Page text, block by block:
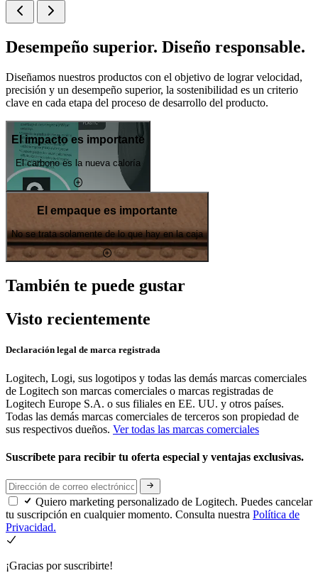
Desempeño superior. Diseño responsable.
Diseñamos nuestros productos con el objetivo de lograr velocidad,
precisión y un desempeño superior, la sostenibilidad es un criterio
clave en cada etapa del proceso de desarrollo del producto.
El impacto es importante
El carbono es la nueva caloría
El empaque es importante
No se trata solamente de lo que hay en la caja
También te puede gustar
Visto recientemente
Declaración legal de marca registrada
Logitech, Logi, sus logotipos y todas las demás marcas comerciales
de Logitech son marcas comerciales o marcas registradas de
Logitech Europe S.A. o sus filiales en EE. UU. y otros países.
Todas las demás marcas comerciales de terceros son propiedad de
sus respectivos dueños. Ver todas las marcas comerciales
Suscríbete para recibir tu oferta especial y ventajas exclusivas.
Quiero marketing personalizado de Logitech. Puedes cancelar
tu suscripción en cualquier momento. Consulta nuestra Política de
Privacidad.
¡Gracias por suscribirte!